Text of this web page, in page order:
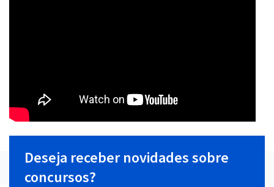
Deseja receber novidades sobre
concursos?